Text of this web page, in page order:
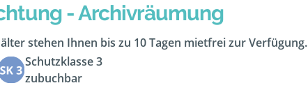
- Archivräumung
stehen Ihnen bis zu 10 Tagen mietfrei zur Verfügung.
Schutzklasse 3
zubuchbar